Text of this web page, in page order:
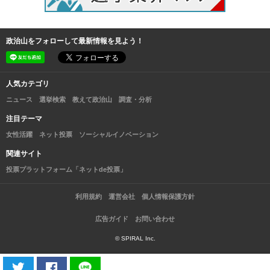
政治山をフォローして最新情報を見よう！
人気カテゴリ
ニュース 選挙検索 教えて政治山 調査・分析
注目テーマ
女性活躍 ネット投票 ソーシャルイノベーション
関連サイト
投票プラットフォーム「ネットde投票」
利用規約 運営会社 個人情報保護方針
広告ガイド お問い合わせ
© SPIRAL Inc.